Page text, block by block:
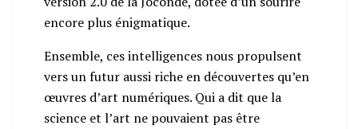
encore plus énigmatique.
Ensemble, ces intelligences nous propulsent
vers un futur aussi riche en découvertes qu’en
œuvres d’art numériques. Qui a dit que la
science et l’art ne pouvaient pas être